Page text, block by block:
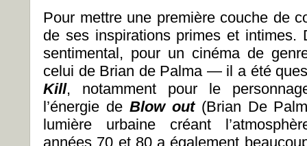
Pour mettre une première couche de
de ses inspirations primes et intimes.
sentimental, pour un cinéma de
celui de Brian de Palma — il a été
Kill, notamment pour le
l’énergie de Blow out(Brian De
lumière urbaine créant
années 70 et 80 a également